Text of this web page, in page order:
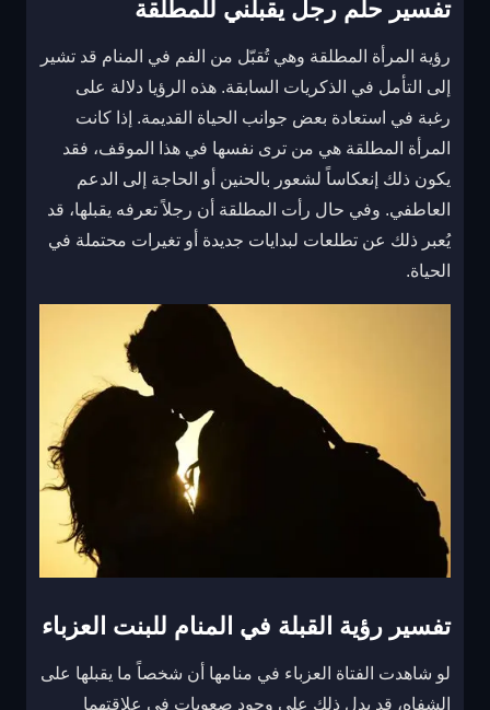
تفسير حلم رجل يقبلني للمطلقة
رؤية المرأة المطلقة وهي تُقبّل من الفم في المنام قد تشير
إلى التأمل في الذكريات السابقة. هذه الرؤيا دلالة على
رغبة في استعادة بعض جوانب الحياة القديمة. إذا كانت
المرأة المطلقة هي من ترى نفسها في هذا الموقف، فقد
يكون ذلك إنعكاساً لشعور بالحنين أو الحاجة إلى الدعم
العاطفي. وفي حال رأت المطلقة أن رجلاً تعرفه يقبلها، قد
يُعبر ذلك عن تطلعات لبدايات جديدة أو تغيرات محتملة في
الحياة.
تفسير رؤية القبلة في المنام للبنت العزباء
لو شاهدت الفتاة العزباء في منامها أن شخصاً ما يقبلها على
الشفاه، قد يدل ذلك على وجود صعوبات في علاقتهما